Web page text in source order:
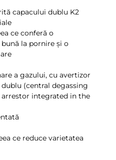
capacului dublu K2
ce conferă o
la pornire și o
a gazului, cu avertizor
(central degassing
integrated in the
ce reduce varietatea